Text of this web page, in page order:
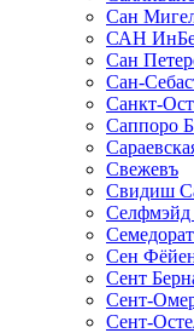
Сан
САН
Сан
Сан-
Санкт-
Саппоро
Свежевъ
Свидиш
Селфмэйд
Сен
Сент
Сент-
Сент-